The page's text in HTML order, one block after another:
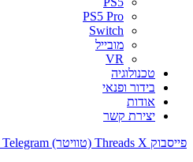
PS5 Pro
Switch
מובייל
VR
טכנולוגיה
בידור ופנאי
אודות
יצירת קשר
פייסבוק
Threads X (טוויטר) Telegram